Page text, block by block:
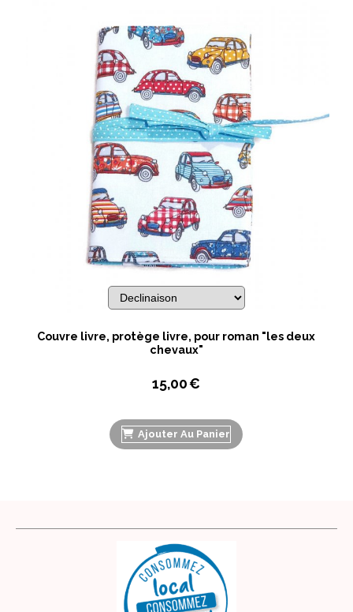
Couvre livre, protège livre, pour roman "les deux
chevaux"
15,00€
Ajouter Au Panier